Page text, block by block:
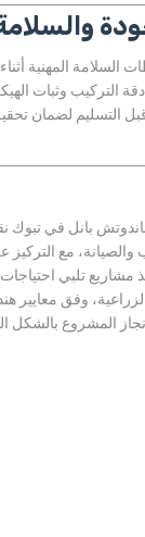
السلامة المهنية
التركيب وثبات
التسليم لضمان
بانل في تبوك
مع التركيز
مشاريع تلبي
وفق
المشروع بالشكل